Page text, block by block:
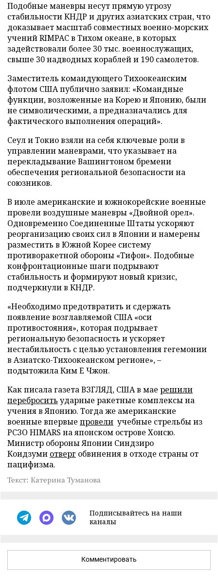
Подобные маневры несут прямую угрозу
стабильности КНДР и других азиатских стран, что
доказывает масштаб совместных военно-морских
учений RIMPAC в Тихом океане, в которых
задействовали более 30 тыс. военнослужащих,
свыше 30 надводных кораблей и 190 самолетов.
Заместитель командующего Тихоокеанским
флотом США публично заявил: «Командные
функции, возложенные на Корею и Японию, были
не символическими, а предназначались для
фактического выполнения операций».
Сеул и Токио взяли на себя ключевые роли в
управлении маневрами, что указывает на
перекладывание Вашингтоном бремени
обеспечения региональной безопасности на
союзников.
В июле американские и южнокорейские военные
провели воздушные маневры «Двойной орел».
Одновременно Соединенные Штаты ускоряют
реорганизацию своих сил в Японии и намерены
разместить в Южной Корее систему
противоракетной обороны «Тифон». Подобные
конфронтационные шаги подрывают
стабильность и формируют новый кризис,
подчеркнули в КНДР.
«Необходимо предотвратить и сдержать
появление возглавляемой США «оси
противостояния», которая подрывает
региональную безопасность и ускоряет
нестабильность с целью установления гегемонии
в Азиатско-Тихоокеанском регионе», –
подытожила Ким Е Чжон.
Как писала газета ВЗГЛЯД, США в мае решили
перебросить ударные ракетные комплексы на
учения в Японию. Тогда же американские
военные впервые провели учебные стрельбы из
РСЗО HIMARS на японском острове Хонсю.
Министр обороны Японии Синдзиро
Коидзуми отверг обвинения в отходе страны от
пацифизма.
Текст: Катерина Туманова
Подписывайтесь на наши
каналы
Комментировать